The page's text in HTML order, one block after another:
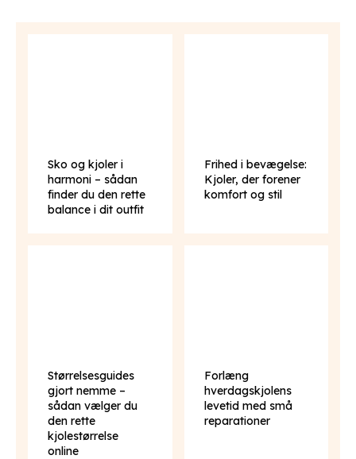
Sko og kjoler i
harmoni – sådan
finder du den rette
balance i dit outfit
Frihed i bevægelse:
Kjoler, der forener
komfort og stil
Størrelsesguides
gjort nemme –
sådan vælger du
den rette
kjolestørrelse
online
Forlæng
hverdagskjolens
levetid med små
reparationer